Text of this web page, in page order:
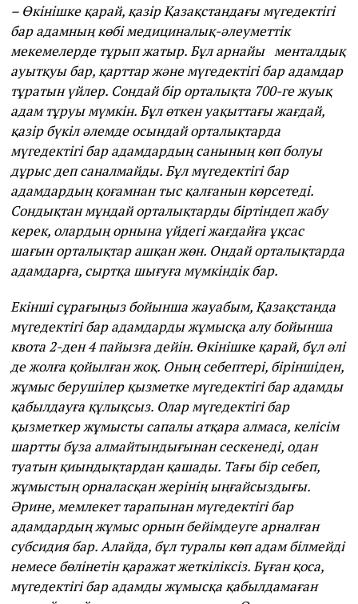
– Өкінішке қарай, қазір Қазақстандағы мүгедектігі
бар адамның көбі медициналық-әлеуметтік
мекемелерде тұрып жатыр. Бұл арнайы менталдық
ауытқуы бар, қарттар және мүгедектігі бар адамдар
тұратын үйлер. Сондай бір орталықта 700-ге жуық
адам тұруы мүмкін. Бұл өткен уақыттағы жағдай,
қазір бүкіл әлемде осындай орталықтарда
мүгедектігі бар адамдардың санының көп болуы
дұрыс деп саналмайды. Бұл мүгедектігі бар
адамдардың қоғамнан тыс қалғанын көрсетеді.
Сондықтан мұндай орталықтарды біртіндеп жабу
керек, олардың орнына үйдегі жағдайға ұқсас
шағын орталықтар ашқан жөн. Ондай орталықтарда
адамдарға, сыртқа шығуға мүмкіндік бар.
Екінші сұрағыңыз бойынша жауабым, Қазақстанда
мүгедектігі бар адамдарды жұмысқа алу бойынша
квота 2-ден 4 пайызға дейін. Өкінішке қарай, бұл әлі
де жолға қойылған жоқ. Оның себептері, біріншіден,
жұмыс берушілер қызметке мүгедектігі бар адамды
қабылдауға құлықсыз. Олар мүгедектігі бар
қызметкер жұмысты сапалы атқара алмаса, келісім
шартты бұза алмайтындығынан сескенеді, одан
туатын қиындықтардан қашады. Тағы бір себеп,
жұмыстың орналасқан жерінің ыңғайсыздығы.
Әрине, мемлекет тарапынан мүгедектігі бар
адамдардың жұмыс орнын бейімдеуге арналған
субсидия бар. Алайда, бұл туралы көп адам білмейді
немесе бөлінетін қаражат жеткіліксіз. Бұған қоса,
мүгедектігі бар адамды жұмысқа қабылдамаған